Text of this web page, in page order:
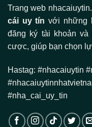
Trang web
cái uy tín với những
đăng ký tài khoản
cược, giúp bạn chọn
Hastag: #nhacaiuytin
#nha_cai_uy_tin